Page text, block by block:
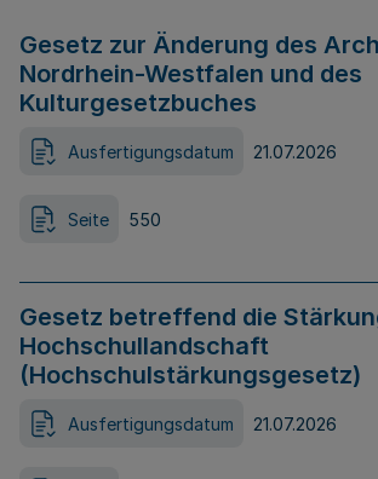
Gesetz zur Änderung des
Nordrhein-Westfalen und des
Kulturgesetzbuches
Ausfertigungsdatum 21.07.2026
Seite 550
Gesetz betreffend die
Hochschullandschaft
(Hochschulstärkungsgesetz)
Ausfertigungsdatum 21.07.2026